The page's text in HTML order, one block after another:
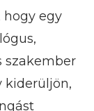
hogy egy
szakember
kiderüljön,